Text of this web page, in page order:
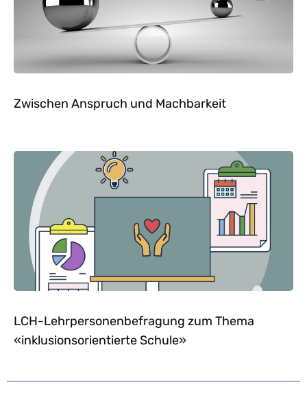
Zwischen Anspruch und Machbarkeit
LCH-Lehrpersonenbefragung zum Thema
«inklusionsorientierte Schule»